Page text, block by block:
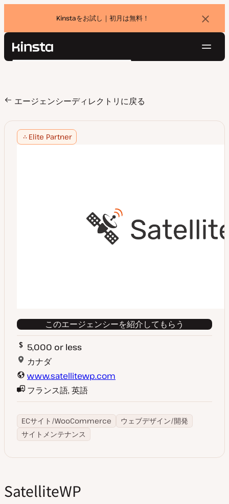
Kinstaをお試し｜初月は無料！
バ
ナ
を
Kinsta®
ョ
価格設定
お問い合わせ
検
エージェンシーディレクトリに戻る
Elite Partner
このエージェンシーを紹介してもらう
5,000 or less
カナダ
www.satellitewp.com
フランス語, 英語
ECサイト/WooCommerce
ウェブデザイン/開発
サイトメンテナンス
SatelliteWP